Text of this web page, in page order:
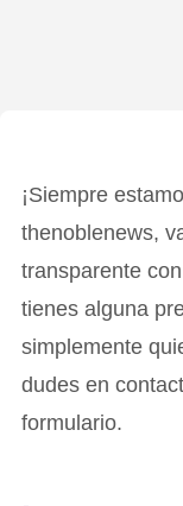
¡Siempre
thenoblenews,
transparente
tienes alguna
simplemente
dudes en
formulario.